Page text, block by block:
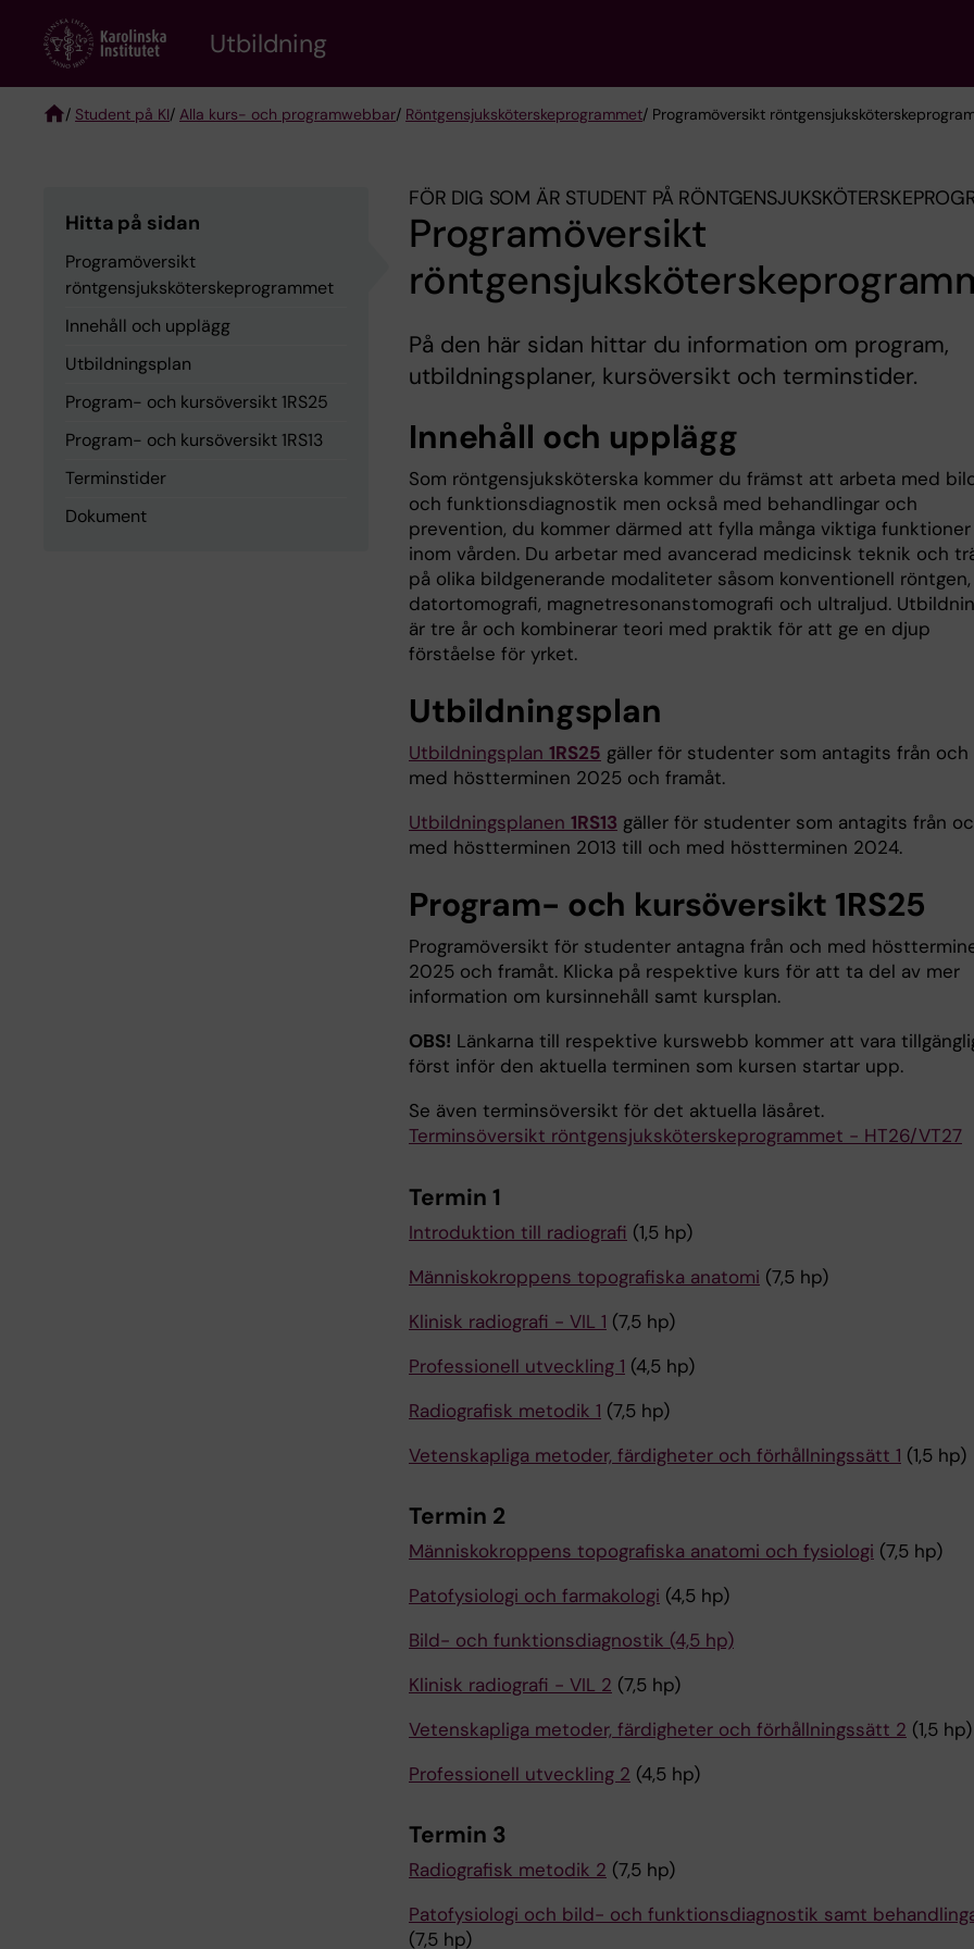
content
Utbildning
/ Student på KI/ Alla kurs- och programwebbar/ Röntgen­sjuk­sköterske­programmet/ Programöversikt
Hitta på sidan
Programöversikt
röntgensjuksköterskeprogrammet
Innehåll och upplägg
Utbildningsplan
Program- och kursöversikt 1RS25
Program- och kursöversikt 1RS13
Terminstider
Dokument
FÖR DIG SOM ÄR STUDENT PÅ
Programöversikt
På den här sidan hittar du information om program,
utbildningsplaner, kursöversikt och terminstider.
Innehåll och upplägg
Som röntgensjuksköterska kommer du främst att arbeta med
och funktionsdiagnostik men också med behandlingar och
prevention, du kommer därmed att fylla många viktiga funktioner
inom vården. Du arbetar med avancerad medicinsk teknik och
på olika bildgenerande modaliteter såsom konventionell röntgen,
datortomografi, magnetresonanstomografi och ultraljud.
är tre år och kombinerar teori med praktik för att ge en djup
förståelse för yrket.
Utbildningsplan
Utbildningsplan 1RS25 gäller för studenter som antagits från och
med höstterminen 2025 och framåt.
Utbildningsplanen 1RS13 gäller för studenter som antagits från
med höstterminen 2013 till och med höstterminen 2024.
Program- och kursöversikt 1RS25
Programöversikt för studenter antagna från och med
2025 och framåt. Klicka på respektive kurs för att ta del av mer
information om kursinnehåll samt kursplan.
OBS! Länkarna till respektive kurswebb kommer att vara
först inför den aktuella terminen som kursen startar upp.
Se även terminsöversikt för det aktuella läsåret.
Terminsöversikt röntgensjuksköterskeprogrammet - HT26/VT27
Termin 1
Introduktion till radiografi (1,5 hp)
Människokroppens topografiska anatomi (7,5 hp)
Klinisk radiografi - VIL 1 (7,5 hp)
Professionell utveckling 1 (4,5 hp)
Radiografisk metodik 1 (7,5 hp)
Vetenskapliga metoder, färdigheter och förhållningssätt 1 (1,5 hp)
Termin 2
Människokroppens topografiska anatomi och fysiologi (7,5 hp)
Patofysiologi och farmakologi (4,5 hp)
Bild- och funktionsdiagnostik (4,5 hp)
Klinisk radiografi - VIL 2 (7,5 hp)
Vetenskapliga metoder, färdigheter och förhållningssätt 2 (1,5 hp)
Professionell utveckling 2 (4,5 hp)
Termin 3
Radiografisk metodik 2 (7,5 hp)
Patofysiologi och bild- och funktionsdiagnostik samt
(7,5 hp)